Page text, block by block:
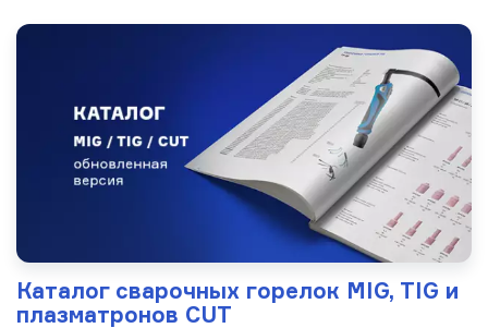
Каталог сварочных горелок MIG, TIG и
плазматронов CUT